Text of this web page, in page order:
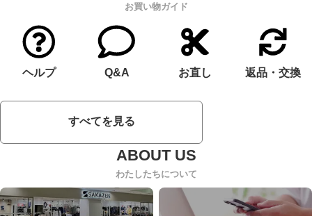
お買い物ガイド
ヘルプ Q&A お直し 返品・交換
すべてを見る
わたしたちについて